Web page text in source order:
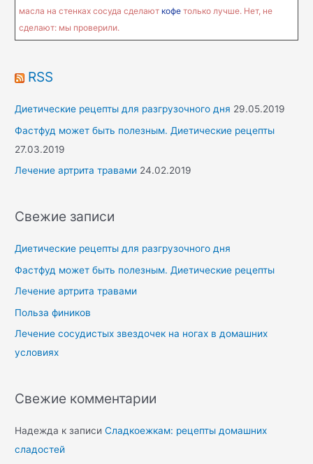
масла на стенках сосуда сделают кофе только лучше. Нет, не
сделают: мы проверили.
RSS
Диетические рецепты для разгрузочного дня 29.05.2019
Фастфуд может быть полезным. Диетические рецепты
27.03.2019
Лечение артрита травами 24.02.2019
Свежие записи
Диетические рецепты для разгрузочного дня
Фастфуд может быть полезным. Диетические рецепты
Лечение артрита травами
Польза фиников
Лечение сосудистых звездочек на ногах в домашних
условиях
Свежие комментарии
Надежда к записиСладкоежкам: рецепты домашних
сладостей